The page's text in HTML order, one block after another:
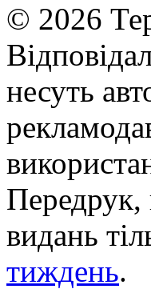
© 2026
несуть
Передрук,
видань
тиждень.